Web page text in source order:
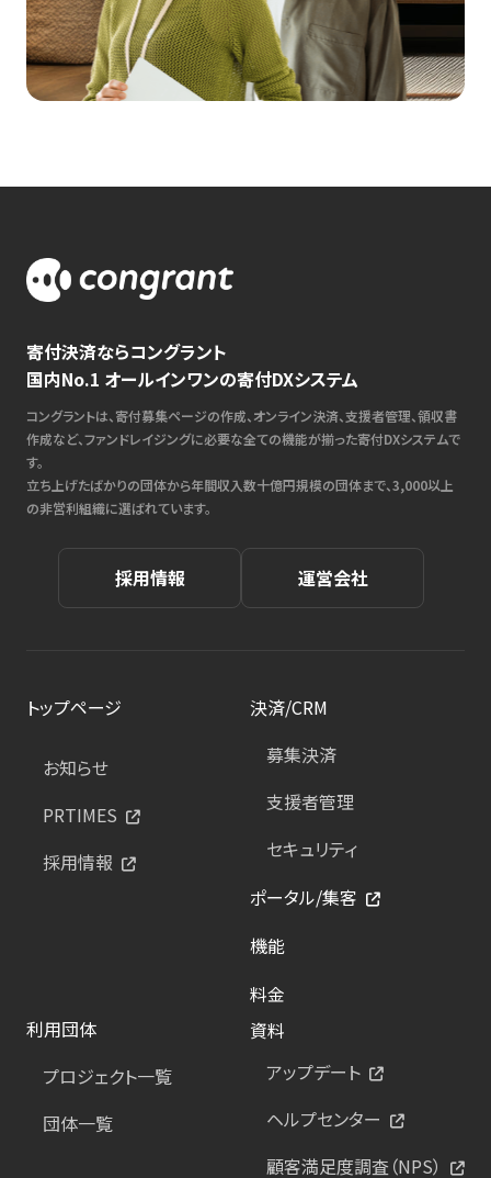
寄付決済ならコングラント
国内No.1 オールインワンの寄付DXシステム
コングラントは、寄付募集ページの作成、オンライン決済、支援者管理、領収書
作成など、ファンドレイジングに必要な全ての機能が揃った寄付DXシステムで
す。
立ち上げたばかりの団体から年間収入数十億円規模の団体まで、3,000以上
の非営利組織に選ばれています。
採用情報 運営会社
トップページ
お知らせ
PRTIMES
採用情報
決済/CRM
募集決済
支援者管理
セキュリティ
ポータル/集客
機能
料金
利用団体
プロジェクト一覧
団体一覧
資料
アップデート
ヘルプセンター
顧客満足度調査（NPS）